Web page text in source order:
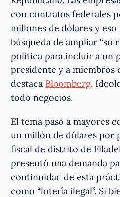
con contratos federales
millones de dólares y
búsqueda de ampliar “su
política para incluir a un
presidente y a miembros
destaca Bloomberg.
todo negocios.
El tema pasó a mayores
un millón de dólares por
fiscal de distrito de
presentó una demanda
continuidad de esta
como “lotería ilegal”. Si